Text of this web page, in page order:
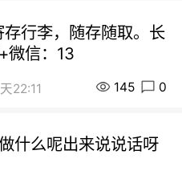
行李，随存随取。长
微信：13
22:11 145 0
什么呢出来说说话呀